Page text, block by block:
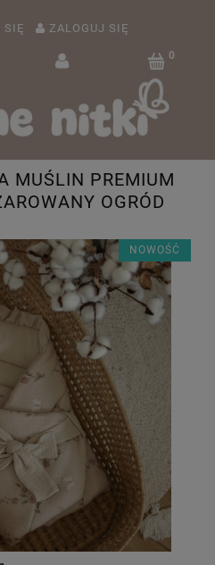
SIĘ ZALOGUJ SIĘ
MUŚLIN PREMIUM
OGRÓD
NOWOŚĆ